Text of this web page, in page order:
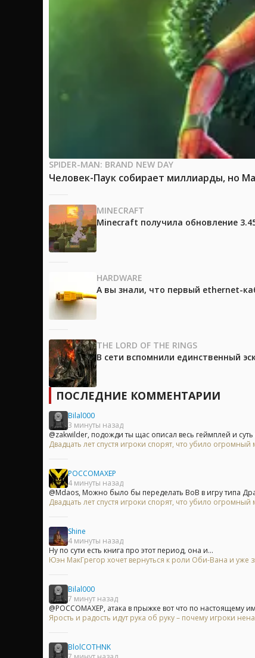
SPIDER-MAN: BRAND NEW DAY
Человек-Паук собирает миллиарды, но
MINECRAFT
Minecraft получила обновление
HARDWARE
А вы знали, что первый ethernet-
THE LORD OF THE RINGS
В сети вспомнили единственный
ПОСЛЕДНИЕ КОММЕНТАРИИ
Bilal000
3 минуты назад
@zakwilder, подожди ты щас описал весь геймплей и суть
Двадцать лет спустя игроки спорят, что убило
POCCOMAXEP
4 минуты назад
@Mdaos, Можно было бы переделать ВоВ в игру типа
Двадцать лет спустя игроки спорят, что убило
Shine
4 минуты назад
Ну по сути есть книга про этот период, она и...
Юэн МакГрегор хочет вернуться к роли Оби-Вана и уже
Bilal000
7 минут назад
@POCCOMAXEP, атака в прыжке вот что по настоящему
Ярость и радость идут рука об руку – почему игроки
BlolCOTHNK